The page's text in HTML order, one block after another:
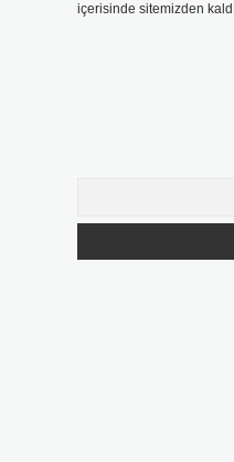
içerisinde sitemizden